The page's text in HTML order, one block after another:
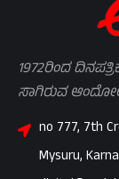
1972ರಿಂದ
ಸಾಗಿರುವ
no 777, 7th
Mysuru,